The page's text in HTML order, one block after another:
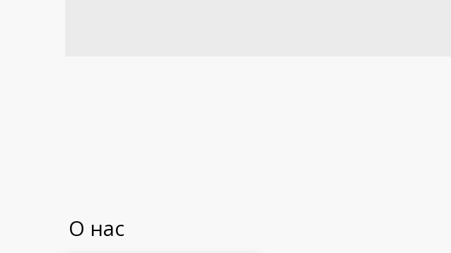
О нас